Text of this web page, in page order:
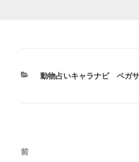
カ
動物占いキャラナビ ペガ
投
前
前